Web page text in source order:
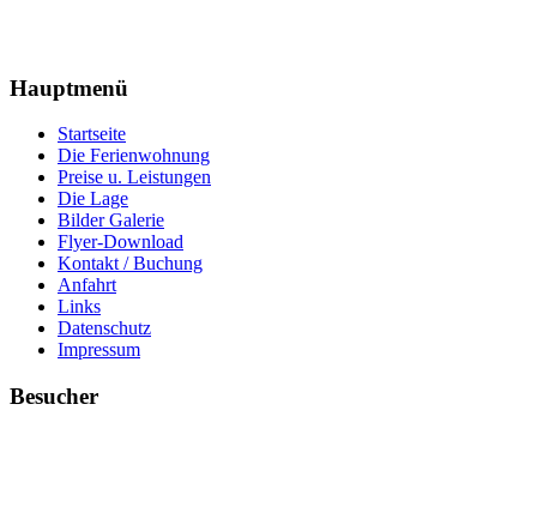
Hauptmenü
Startseite
Die Ferienwohnung
Preise u. Leistungen
Die Lage
Bilder Galerie
Flyer-Download
Kontakt / Buchung
Anfahrt
Links
Datenschutz
Impressum
Besucher